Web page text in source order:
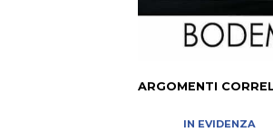
ARGOMENTI
IN EVIDENZA